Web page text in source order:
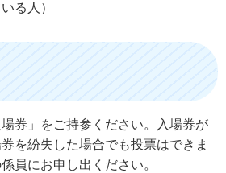
る人）
券」をご持参ください。入場券が
を紛失した場合でも投票はできま
員にお申し出ください。